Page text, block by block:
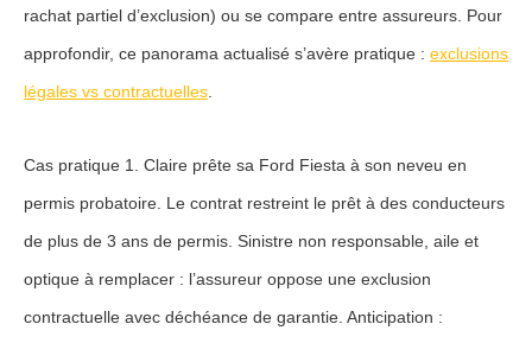
rachat partiel d’exclusion) ou se compare entre assureurs. Pour
approfondir, ce panorama actualisé s’avère pratique : exclusions
légales vs contractuelles
Cas pratique 1. Claire prête sa Ford Fiesta à son neveu en
permis probatoire. Le contrat restreint le prêt à des conducteurs
de plus de 3 ans de permis. Sinistre non responsable, aile et
optique à remplacer : l’assureur oppose une exclusion
contractuelle avec déchéance de garantie. Anticipation :